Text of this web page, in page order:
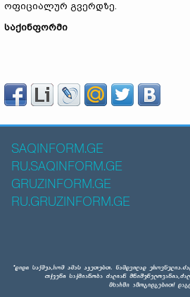
ოფიციალურ გვერდზე.
საქინფორმი
SAQINFORM.GE
RU.SAQINFORM.GE
GRUZINFORM.GE
RU.GRUZINFORM.GE